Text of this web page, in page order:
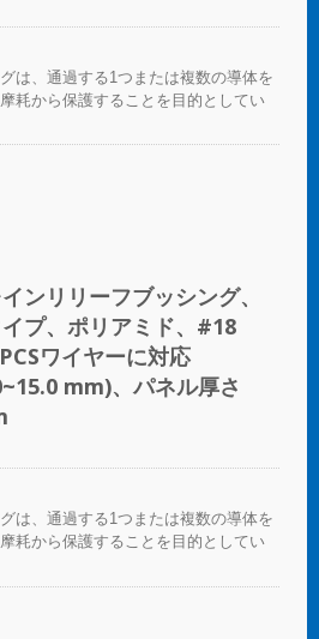
は、通過する1つまたは複数の導体を
耗から保護することを目的としてい
ンリリーフブッシング、
プ、ポリアミド、#18
ワイヤーに対応
mm)、パネル厚さ
は、通過する1つまたは複数の導体を
耗から保護することを目的としてい